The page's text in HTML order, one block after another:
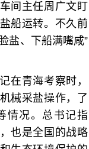
间主任周广文盯
船运转。不久前
盐、下船满嘴咸”
在青海考察时，
械采盐操作，了
情况。总书记指
也是全国的战略